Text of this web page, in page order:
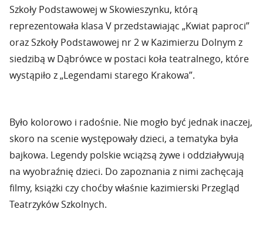
Szkoły Podstawowej w Skowieszynku, którą
reprezentowała klasa V przedstawiając „Kwiat paproci”
oraz Szkoły Podstawowej nr 2 w Kazimierzu Dolnym z
siedzibą w Dąbrówce w postaci koła teatralnego, które
wystąpiło z „Legendami starego Krakowa”.
Było kolorowo i radośnie. Nie mogło być jednak inaczej,
skoro na scenie występowały dzieci, a tematyka była
bajkowa. Legendy polskie wciążsą żywe i oddziaływują
na wyobraźnię dzieci. Do zapoznania z nimi zachęcają
filmy, książki czy choćby właśnie kazimierski Przegląd
Teatrzyków Szkolnych.